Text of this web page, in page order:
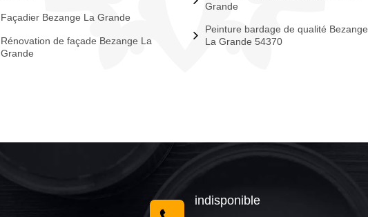
Façadier Bezange La Grande
Rénovation de façade Bezange La
Grande
Grande
Peinture bardage de qualité Bezange
La Grande 54370
indisponible